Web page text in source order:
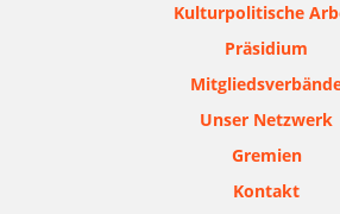
Kulturpolitische
Präsidium
Unser Netzwerk
Gremien
Kontakt